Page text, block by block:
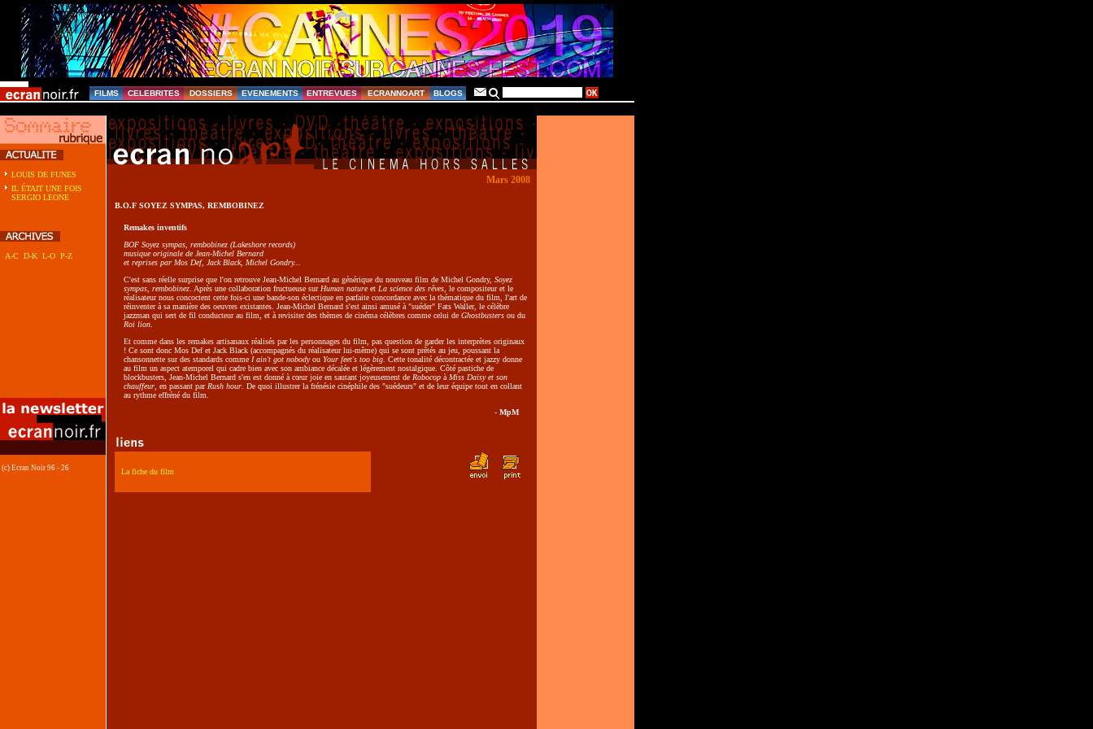
FILMS CELEBRITES DOSSIERS EVENEMENTS ENTREVUES ECRANNOART BLOGS
LOUIS DE FUNES
IL ÉTAIT UNE FOIS
SERGIO LEONE
A-C D-K L-O P-Z
(c) Ecran Noir 96 - 26
Mars 2008
B.O.F SOYEZ SYMPAS, REMBOBINEZ
Remakes inventifs
BOF Soyez sympas, rembobinez (Lakeshore records)
musique originale de Jean-Michel Bernard
et reprises par Mos Def, Jack Black, Michel Gondry...
C'est sans réelle surprise que l'on retrouve Jean-Michel Bernard au générique du nouveau film de Michel Gondry, Soyez
sympas, rembobinez . Après une collaboration fructueuse sur Human natureet La science des rêves , le compositeur et le
réalisateur nous concoctent cette fois-ci une bande-son éclectique en parfaite concordance avec la thématique du film, l'art de
réinventer à sa manière des oeuvres existantes. Jean-Michel Bernard s'est ainsi amusé à "suéder" Fats Waller, le célèbre
jazzman qui sert de fil conducteur au film, et à revisiter des thèmes de cinéma célèbres comme celui de Ghostbusters ou du
Roi lion
Et comme dans les remakes artisanaux réalisés par les personnages du film, pas question de garder les interprètes originaux
! Ce sont donc Mos Def et Jack Black (accompagnés du réalisateur lui-même) qui se sont prêtés au jeu, poussant la
chansonnette sur des standards comme I ain't got nobodyou Your feet's too big . Cette tonalité décontractée et jazzy donne
au film un aspect atemporel qui cadre bien avec son ambiance décalée et légèrement nostalgique. Côté pastiche de
blockbusters, Jean-Michel Bernard s'en est donné à cœur joie en sautant joyeusement de Robocop à Miss Daisy et son
chauffeur , en passant par Rush hour . De quoi illustrer la frénésie cinéphile des "suédeurs" et de leur équipe tout en collant
au rythme effréné du film.
- MpM
La fiche du film